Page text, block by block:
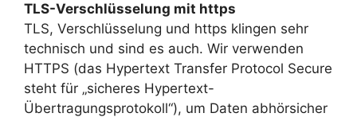
TLS-Verschlüsselung mit https
TLS, Verschlüsselung und https klingen sehr
technisch und sind es auch. Wir verwenden
HTTPS (das Hypertext Transfer Protocol Secure
steht für „sicheres Hypertext-
Übertragungsprotokoll“), um Daten abhörsicher